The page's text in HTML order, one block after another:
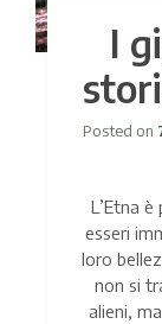
I
Posted on
L’Etna
esseri
loro
non si
alieni,